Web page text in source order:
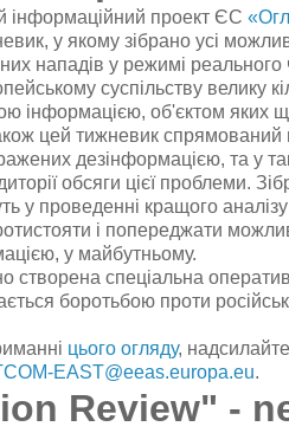
інформаційний проект ЄС
у якому зібрано усі
нападів у режимі реального
суспільству велику
інформацією, об'єктом яких
цей тижневик спрямований
дезінформацією, та у
обсяги цієї проблеми.
у проведенні кращого аналізу
і попереджати
у майбутньому.
створена спеціальна
боротьбою проти
цього огляду,
EAST@eeas.europa.eu.
Review" -